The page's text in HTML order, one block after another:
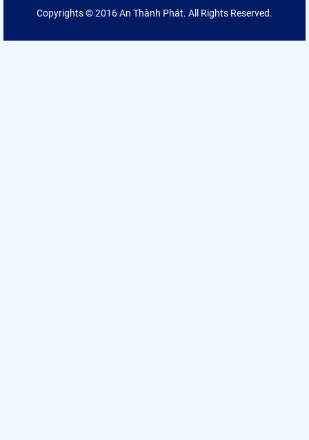
Copyrights © 2016 An Thành Phát. All Rights Reserved.